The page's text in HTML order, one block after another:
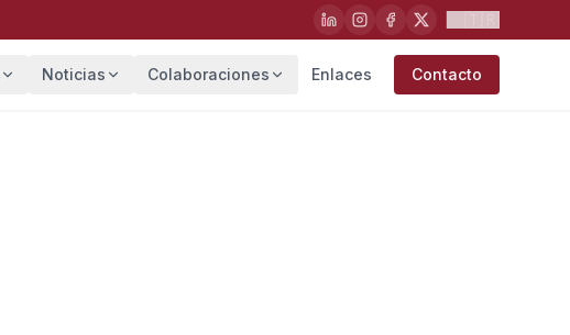
Noticias Colaboraciones Enlaces Contacto